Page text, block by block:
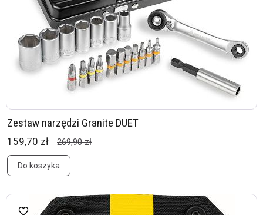
Zestaw narzędzi Granite DUET
159,70 zł 269,90 zł
Do koszyka